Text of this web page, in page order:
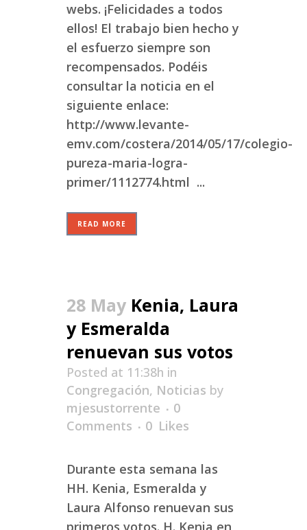
webs. ¡Felicidades a todos
ellos! El trabajo bien hecho y
el esfuerzo siempre son
recompensados. Podéis
consultar la noticia en el
siguiente enlace:
http://www.levante-
emv.com/costera/2014/05/17/colegio-
pureza-maria-logra-
primer/1112774.html ...
READ MORE
28 May Kenia, Laura
y Esmeralda
renuevan sus votos
Posted at 11:38h in
Congregación, Noticias by
mjesustorrente
0
Comments
0 Likes
Durante esta semana las
HH. Kenia, Esmeralda y
Laura Alfonso renuevan sus
primeros votos. H. Kenia en